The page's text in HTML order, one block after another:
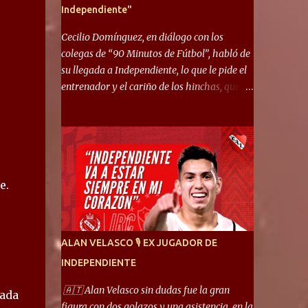
Independiente"
Cecilio Domínguez, en diálogo con los
colegas de “90 Minutos de Fútbol”, habló de
su llegada a Independiente, lo que le pide el
entrenador y el cariño de los hinchas, que se
ayuda a que me adapte rápidamente, soy un
hombre alegre y abierto. Creo que lo estoy
haciendo muy bien. Cuando llegué, llegué a
un Independiente que juega muy dinámico y
me gusta mucho. Me favorece por la forma
de jugar mía y eso también ayudó a que me
adapte”. “Me siento mejor por izquierda,
pero me gusta mucho jugar de 9, y juego sin
problemas por derecha también. Jugar de 9
y de extremo por izquierda es diferente. A mi
me gusta jugar por fuera, porque tengo mas
ALAN VELASCO 🎙 EX JUGADOR DE
INDEPENDIENTE
🇦🇹 Alan Velasco sin dudas fue la gran